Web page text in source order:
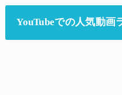
YouTubeでの人気動画